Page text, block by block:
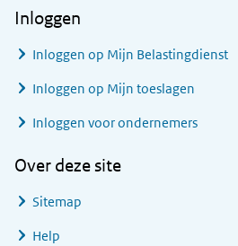
Inloggen
Inloggen op Mijn Belastingdienst
Inloggen op Mijn toeslagen
Inloggen voor ondernemers
Over deze site
Sitemap
Help